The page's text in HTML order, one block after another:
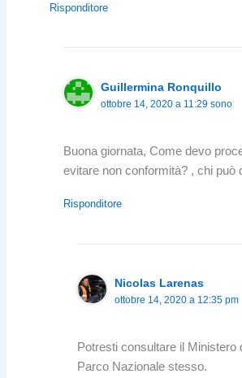
Risponditore
Guillermina Ronquillo
ottobre 14, 2020 a 11:29 sono
Buona giornata, Come devo
evitare non conformità? , chi può
Risponditore
Nicolas Larenas
ottobre 14, 2020 a 12:35 pm
Potresti consultare il Ministero
Parco Nazionale stesso.